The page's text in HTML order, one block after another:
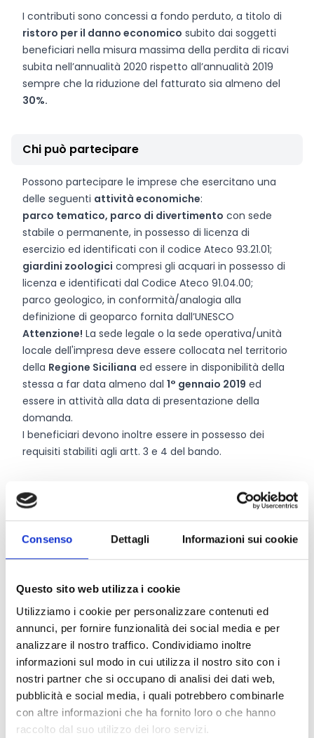
Consenso Dettagli Informazioni sui cookie
Questo sito web utilizza i cookie
Utilizziamo i cookie per personalizzare contenuti ed
annunci, per fornire funzionalità dei social media e per
analizzare il nostro traffico. Condividiamo inoltre
informazioni sul modo in cui utilizza il nostro sito con i
nostri partner che si occupano di analisi dei dati web,
pubblicità e social media, i quali potrebbero combinarle
con altre informazioni che ha fornito loro o che hanno
raccolto dal suo utilizzo dei loro servizi.
I contributi sono concessi a fondo perduto, a titolo di
ristoro per il danno economico subito dai soggetti
beneficiari nella misura massima della perdita di ricavi
subita nell’annualità 2020 rispetto all’annualità 2019
sempre che la riduzione del fatturato sia almeno del
30%.
Chi può partecipare
Possono partecipare le imprese che esercitano una
delle seguenti attività economiche:
parco tematico, parco di divertimento con sede
stabile o permanente, in possesso di licenza di
esercizio ed identificati con il codice Ateco 93.21.01;
giardini zoologici compresi gli acquari in possesso di
licenza e identificati dal Codice Ateco 91.04.00;
parco geologico, in conformità/analogia alla
definizione di geoparco fornita dall’UNESCO
Attenzione! La sede legale o la sede operativa/unità
locale dell'impresa deve essere collocata nel territorio
della Regione Siciliana ed essere in disponibilità della
stessa a far data almeno dal 1° gennaio 2019 ed
essere in attività alla data di presentazione della
domanda.
I beneficiari devono inoltre essere in possesso dei
requisiti stabiliti agli artt. 3 e 4 del bando.
Entità del contributo
Dotazione finanziaria complessiva: 1.446.000 Euro
Finanziamento massimo:
Link e Documenti
Pagina web per formulari e documenti
Bando
Si consiglia di consultare regolarmente il sito web
ufficiale del bando per gli aggiornamenti e le
informazioni addizionali.